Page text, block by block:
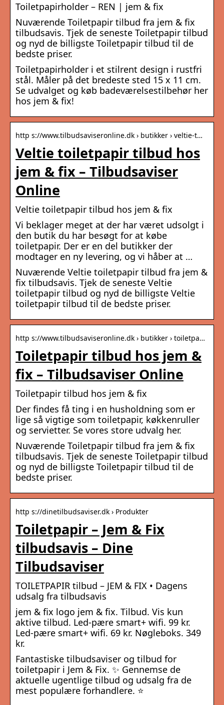
Toiletpapirholder – REN | jem & fix
Nuværende Toiletpapir tilbud fra jem & fix
tilbudsavis. Tjek de seneste Toiletpapir tilbud
og nyd de billigste Toiletpapir tilbud til de
bedste priser.
Toiletpapirholder i et stilrent design i rustfri
stål. Måler på det bredeste sted 15 x 11 cm.
Se udvalget og køb badeværelsestilbehør her
hos jem & fix!
http s://www.tilbudsaviseronline.dk › butikker › veltie-t…
Veltie toiletpapir tilbud hos
jem & fix – Tilbudsaviser
Online
Veltie toiletpapir tilbud hos jem & fix
Vi beklager meget at der har været udsolgt i
den butik du har besøgt for at købe
toiletpapir. Der er en del butikker der
modtager en ny levering, og vi håber at …
Nuværende Veltie toiletpapir tilbud fra jem &
fix tilbudsavis. Tjek de seneste Veltie
toiletpapir tilbud og nyd de billigste Veltie
toiletpapir tilbud til de bedste priser.
http s://www.tilbudsaviseronline.dk › butikker › toiletpa…
Toiletpapir tilbud hos jem &
fix – Tilbudsaviser Online
Toiletpapir tilbud hos jem & fix
Der findes få ting i en husholdning som er
lige så vigtige som toiletpapir, køkkenruller
og servietter. Se vores store udvalg her.
Nuværende Toiletpapir tilbud fra jem & fix
tilbudsavis. Tjek de seneste Toiletpapir tilbud
og nyd de billigste Toiletpapir tilbud til de
bedste priser.
http s://dinetilbudsaviser.dk › Produkter
Toiletpapir – Jem & Fix
tilbudsavis – Dine
Tilbudsaviser
TOILETPAPIR tilbud – JEM & FIX • Dagens
udsalg fra tilbudsavis
jem & fix logo jem & fix. Tilbud. Vis kun
aktive tilbud. Led-pære smart+ wifi. 99 kr.
Led-pære smart+ wifi. 69 kr. Nøgleboks. 349
kr.
Fantastiske tilbudsaviser og tilbud for
toiletpapir i Jem & Fix. ✨ Gennemse de
aktuelle ugentlige tilbud og udsalg fra de
mest populære forhandlere. ⭐